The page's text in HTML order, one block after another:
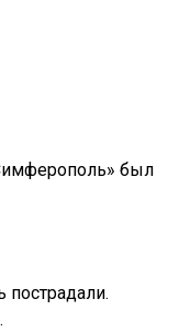
был
пострадали.